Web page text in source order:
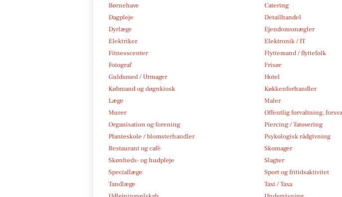
Børnehave
Catering
Dagpleje
Detailhandel
Dyrlæge
Ejendomsmægler
Elektriker
Elektronik / IT
Fitnesscenter
Flyttemand / flyttefolk
Fotograf
Frisør
Guldsmed / Urmager
Hotel
Købmand og døgnkiosk
Køkkenforhandler
Læge
Maler
Murer
Offentlig forvaltning,
Organisation og forening
Piercing / Tatovering
Planteskole / blomsterhandler
Psykologisk rådgivning
Restaurant og café
Skomager
Skønheds- og hudpleje
Slagter
Speciallæge
Sport og fritidsaktivitet
Tandlæge
Taxi / Taxa